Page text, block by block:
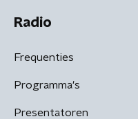
Radio
Frequenties
Programma's
Presentatoren